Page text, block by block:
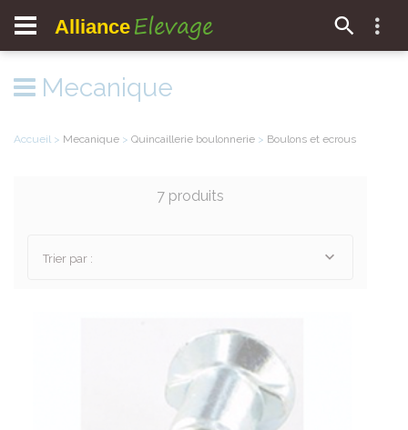
Alliance Elevage
Mecanique
Accueil > Mecanique > Quincaillerie boulonnerie > Boulons et ecrous
7 produits
Trier par :